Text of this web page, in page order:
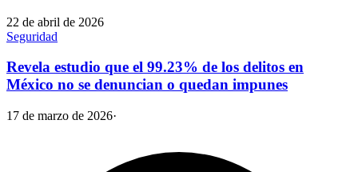
22 de abril de 2026
Seguridad
Revela estudio que el 99.23% de los delitos en
México no se denuncian o quedan impunes
17 de marzo de 2026·